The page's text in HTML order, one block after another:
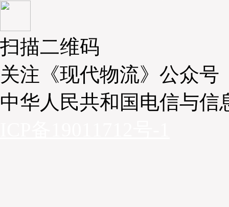
售后服务加大客户满意度
此外，丰田叉车的售后亦非常令新柳伍食品满意
供定期保养服务，以养代修、防患未然，大幅减少了
导致的安全隐患和待机损失。另一方面，丰田售后服
进行了安全操作培训、冷库保养和定期点检指导，帮
正确的操作习惯，预防叉车事故。同时通过正确
扫描二维码
关注《现代物流》公众号
中华人民共和国电信与